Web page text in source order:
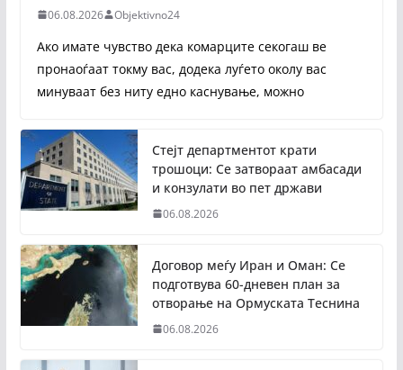
06.08.2026 Objektivno24
Ако имате чувство дека комарците секогаш ве
пронаоѓаат токму вас, додека луѓето околу вас
минуваат без ниту едно каснување, можно
Стејт департментот крати
трошоци: Се затвораат амбасади
и конзулати во пет држави
06.08.2026
Договор меѓу Иран и Оман: Се
подготвува 60-дневен план за
отворање на Ормуската Теснина
06.08.2026